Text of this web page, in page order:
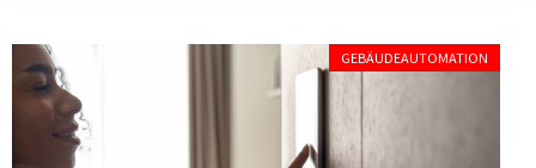
GEBÄUDEAUTOMATION